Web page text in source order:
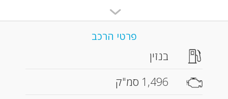
פרטי הרכב
בנזין
1,496 סמ"ק